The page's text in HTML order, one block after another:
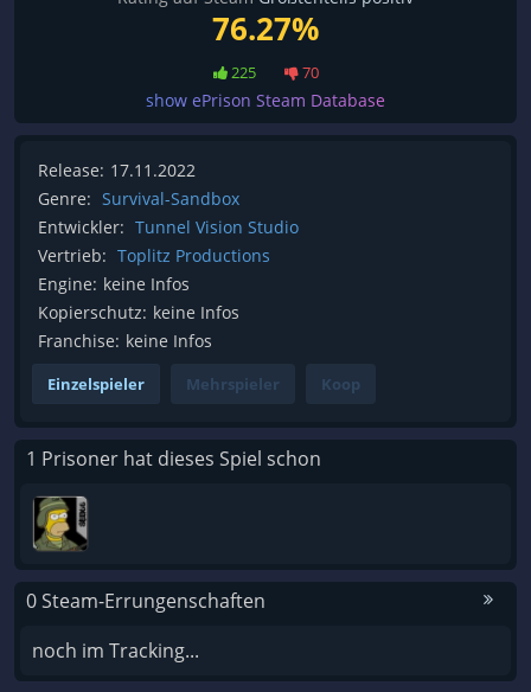
76.27%
225 70
show ePrison Steam Database
Release: 17.11.2022
Genre: Survival-Sandbox
Entwickler: Tunnel Vision Studio
Vertrieb: Toplitz Productions
Engine: keine Infos
Kopierschutz: keine Infos
Franchise: keine Infos
Einzelspieler Mehrspieler Koop
1 Prisoner hat dieses Spiel schon
0 Steam-Errungenschaften
noch im Tracking...